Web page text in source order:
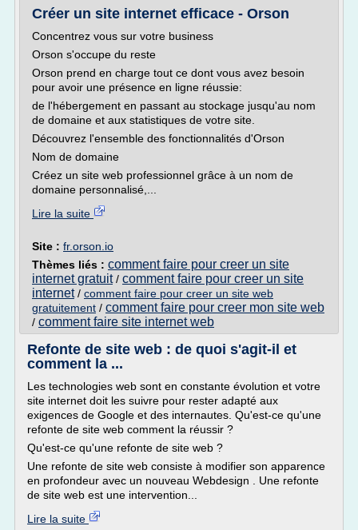
Créer un site internet efficace - Orson
Concentrez vous sur votre business
Orson s'occupe du reste
Orson prend en charge tout ce dont vous avez besoin
pour avoir une présence en ligne réussie:
de l'hébergement en passant au stockage jusqu'au nom
de domaine et aux statistiques de votre site.
Découvrez l'ensemble des fonctionnalités d'Orson
Nom de domaine
Créez un site web professionnel grâce à un nom de
domaine personnalisé,...
Lire la suite
Site : fr.orson.io
Thèmes liés : comment faire pour creer un site
internet gratuit/ comment faire pour creer un site
internet/ comment faire pour creer un site web
gratuitement / comment faire pour creer mon site web
/ comment faire site internet web
Refonte de site web : de quoi s'agit-il et
comment la ...
Les technologies web sont en constante évolution et votre
site internet doit les suivre pour rester adapté aux
exigences de Google et des internautes. Qu'est-ce qu'une
refonte de site web comment la réussir ?
Qu'est-ce qu'une refonte de site web ?
Une refonte de site web consiste à modifier son apparence
en profondeur avec un nouveau Webdesign . Une refonte
de site web est une intervention...
Lire la suite